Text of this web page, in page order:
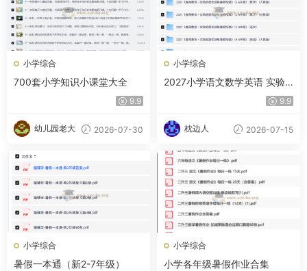
小学综合
700套小学知识小课堂大全
9.9
幼儿园老大 2026-07-30
小学综合
2027小学语文数学英语 实验
9.9
枕边人 2026-07-15
小学综合
暑假一本通（新2-7年级）
小学综合
小学各年级暑假作业合集